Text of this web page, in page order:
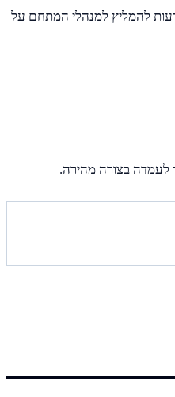
להמליץ למנהלי המתחם על
לעמדה בצורה מהירה.